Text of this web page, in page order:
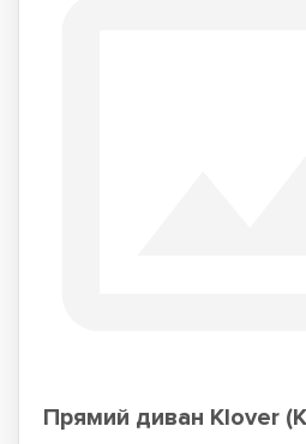
Прямий диван Klover